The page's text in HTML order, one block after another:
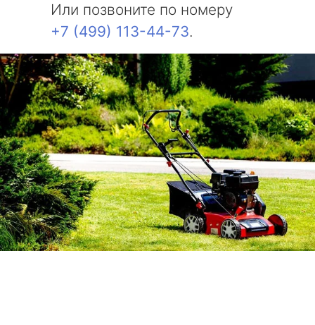
Или позвоните по номеру
+7 (499) 113-44-73.